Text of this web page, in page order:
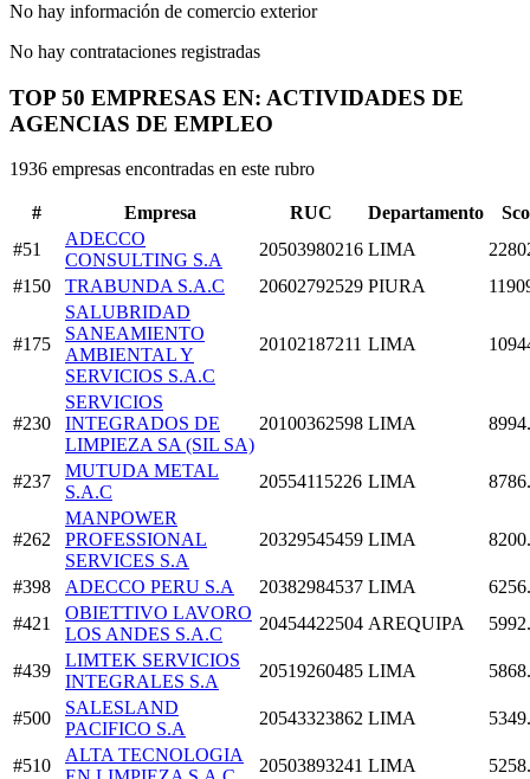
No hay información de comercio exterior
No hay contrataciones registradas
TOP 50 EMPRESAS EN: ACTIVIDADES DE
AGENCIAS DE EMPLEO
1936 empresas encontradas en este rubro
# Empresa RUC Departamento
#51
ADECCO
CONSULTING S.A
20503980216 LIMA
#150
TRABUNDA S.A.C 20602792529 PIURA
#175
SALUBRIDAD
SANEAMIENTO
AMBIENTAL Y
SERVICIOS S.A.C
20102187211 LIMA
#230
SERVICIOS
INTEGRADOS DE
LIMPIEZA SA (SIL SA)
20100362598 LIMA
#237
MUTUDA METAL
S.A.C
20554115226 LIMA
#262
MANPOWER
PROFESSIONAL
SERVICES S.A
20329545459 LIMA
#398 ADECCO PERU S.A 20382984537 LIMA
#421
OBIETTIVO LAVORO
LOS ANDES S.A.C
20454422504 AREQUIPA
#439
LIMTEK SERVICIOS
INTEGRALES S.A
20519260485 LIMA
#500
SALESLAND
PACIFICO S.A
20543323862 LIMA
#510
ALTA TECNOLOGIA
20503893241 LIMA